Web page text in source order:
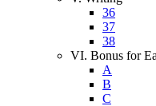
36
37
38
VI. Bonus for
A
B
C